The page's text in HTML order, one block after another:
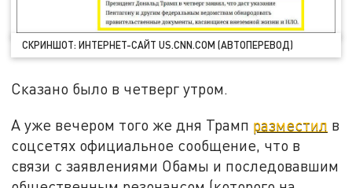
СКРИНШОТ: ИНТЕРНЕТ-САЙТ US.CNN.COM (АВТОПЕРЕВОД)
Сказано было в четверг утром.
А уже вечером того же дня Трамп разместил в
соцсетях официальное сообщение, что в
связи с заявлениями Обамы и последовавшим